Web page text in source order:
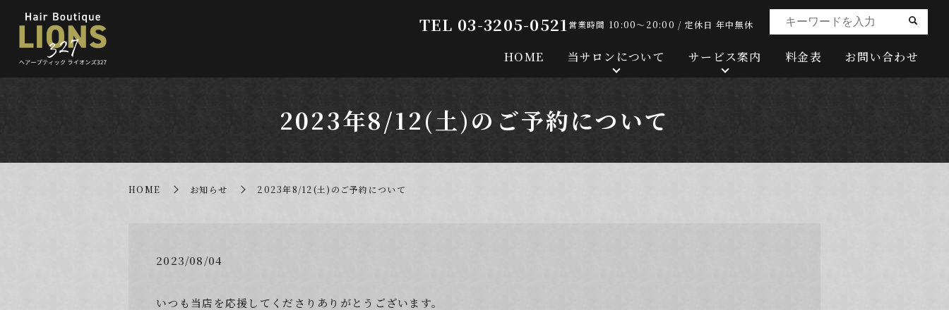
HOME 当サロンについて サービス案内 料金表 お問い合わせ
TEL 03-3205-0521 営業時間 10:00～20:00 / 定休日 年中無休
2023年8/12(土)のご予約について
HOME お知らせ 2023年8/12(土)のご予約について
2023/08/04
いつも当店を応援してくださりありがとうございます。